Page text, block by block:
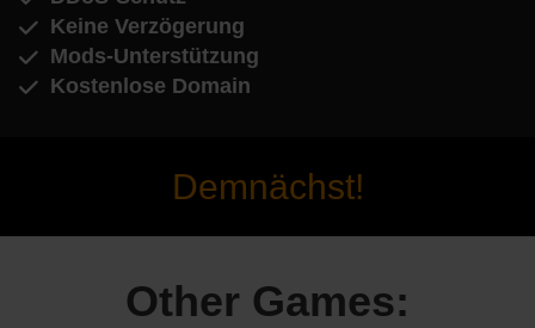
Keine Verzögerung
Mods-Unterstützung
Kostenlose Domain
Demnächst!
Other Games: